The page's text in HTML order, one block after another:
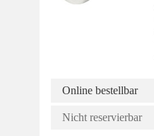
Online bestellbar
Nicht reservierbar